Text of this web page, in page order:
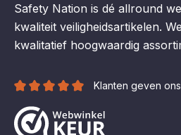
Safety Nation is dé allround
kwaliteit veiligheidsartikelen.
kwalitatief hoogwaardig
Klanten geven ons